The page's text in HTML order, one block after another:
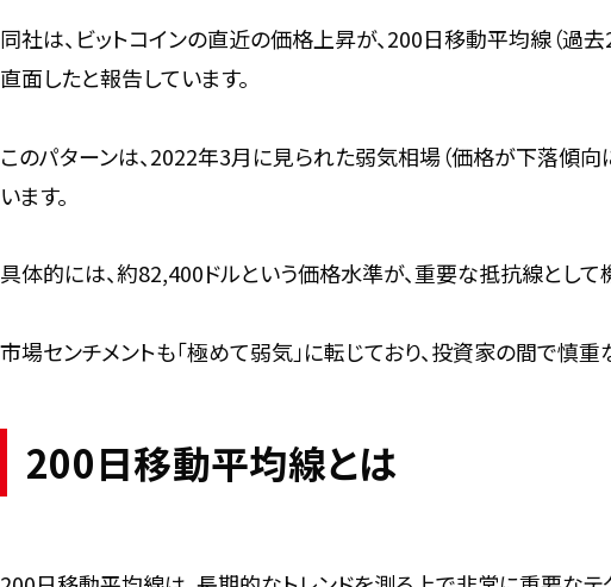
同社は、ビットコインの直近の価格上昇が、200日移動平均線（過
直面したと報告しています。
このパターンは、2022年3月に見られた弱気相場（価格が下落傾
います。
具体的には、約82,400ドルという価格水準が、重要な抵抗線として
市場センチメントも「極めて弱気」に転じており、投資家の間で慎重
200日移動平均線とは